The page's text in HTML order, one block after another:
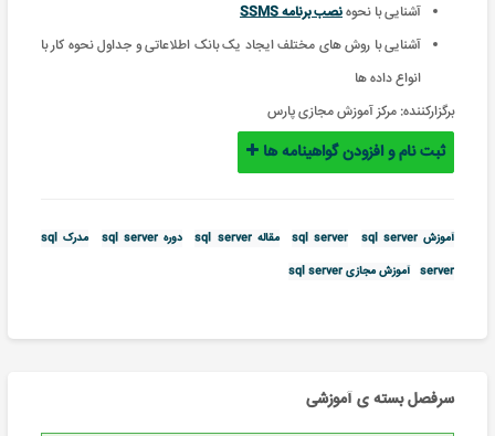
آشنایی با نحوهنصب برنامه SSMS
آشنایی با روش های مختلف ایجاد یک بانک اطلاعاتی و جداول نحوه کار با
انواع داده ها
برگزارکننده: مرکز آموزش مجازی پارس
ثبت نام و افزودن گواهینامه ها
آموزش sql serversql server مقاله sql server دوره sql server
مدرک sql
server آموزش مجازی sql server
سرفصل بسته ی آموزشی